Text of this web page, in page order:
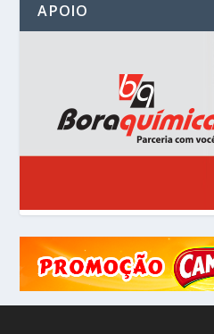
APOIO